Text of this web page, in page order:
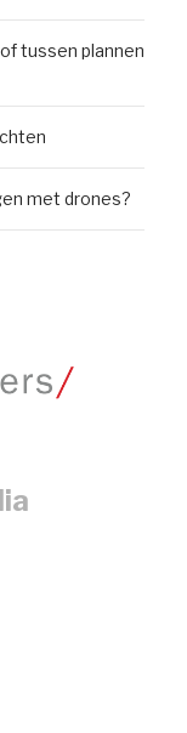
tussen plannen
met drones?